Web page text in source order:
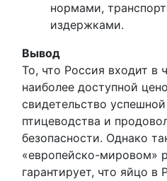
нормами,
издержками.
Вывод
То, что Россия входит в
наиболее доступной
свидетельство
птицеводства и
безопасности. Однако
«европейско-мировом»
гарантирует, что яйцо в